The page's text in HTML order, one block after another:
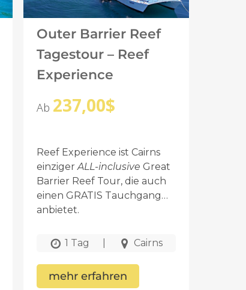
Outer Barrier Reef
Tagestour – Reef
Experience
Ab 237,00$
Reef Experience ist Cairns
einzigerALL-inclusive Great
Barrier Reef Tour, die auch
einen GRATIS Tauchgang
anbietet.
1 Tag Cairns
mehr erfahren